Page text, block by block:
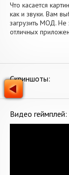
Что касается
как и звуки. Вам
загрузить МОД. Не
отличных
Скриншоты:
Видео геймплей: